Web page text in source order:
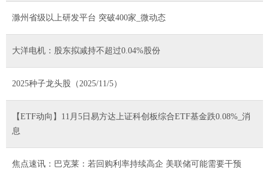
滁州省级以上研发平台 突破400家_微动态
大洋电机：股东拟减持不超过0.04%股份
2025种子龙头股（2025/11/5）
【ETF动向】11月5日易方达上证科创板综合ETF基金跌0.08%_消
息
焦点速讯：巴克莱：若回购利率持续高企 美联储可能需要干预